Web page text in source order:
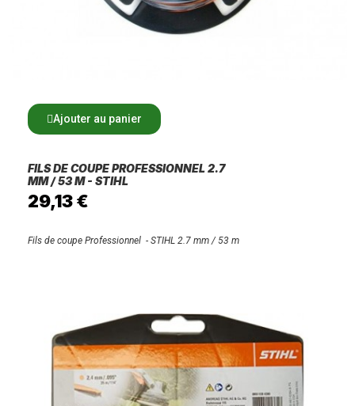
Ajouter au panier
FILS DE COUPE PROFESSIONNEL 2.7
MM / 53 M - STIHL
29,13 €
Fils de coupe Professionnel - STIHL 2.7 mm / 53 m